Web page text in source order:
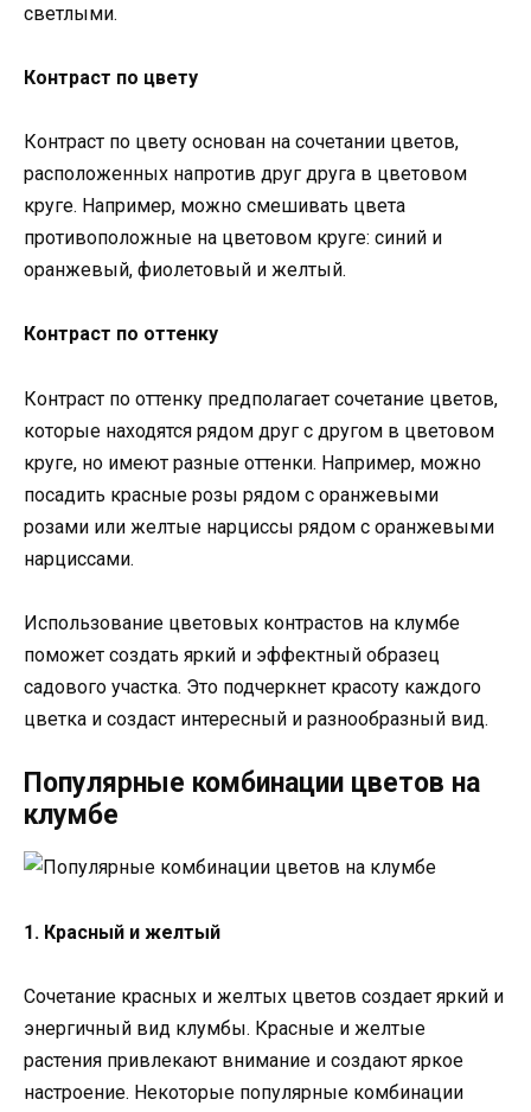
светлыми.
Контраст по цвету
Контраст по цвету основан на сочетании цветов,
расположенных напротив друг друга в цветовом
круге. Например, можно смешивать цвета
противоположные на цветовом круге: синий и
оранжевый, фиолетовый и желтый.
Контраст по оттенку
Контраст по оттенку предполагает сочетание цветов,
которые находятся рядом друг с другом в цветовом
круге, но имеют разные оттенки. Например, можно
посадить красные розы рядом с оранжевыми
розами или желтые нарциссы рядом с оранжевыми
нарциссами.
Использование цветовых контрастов на клумбе
поможет создать яркий и эффектный образец
садового участка. Это подчеркнет красоту каждого
цветка и создаст интересный и разнообразный вид.
Популярные комбинации цветов на
клумбе
1. Красный и желтый
Сочетание красных и желтых цветов создает яркий и
энергичный вид клумбы. Красные и желтые
растения привлекают внимание и создают яркое
настроение. Некоторые популярные комбинации